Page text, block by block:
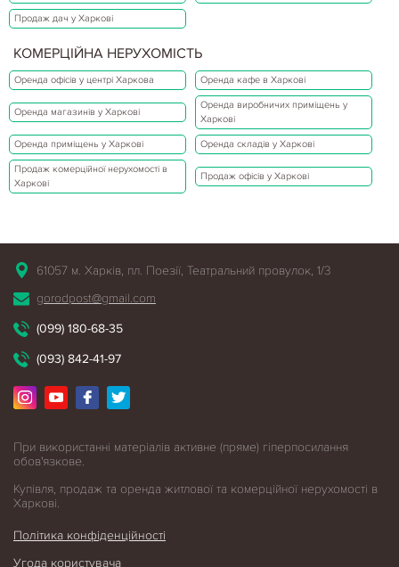
Продаж дач у Харкові
КОМЕРЦІЙНА НЕРУХОМІСТЬ
Оренда офісів у центрі Харкова Оренда кафе в Харкові
Оренда магазинів у Харкові
Оренда виробничих приміщень у
Харкові
Оренда приміщень у Харкові Оренда складів у Харкові
Продаж комерційної нерухомості в
Харкові
Продаж офісів у Харкові
61057 м. Харків, пл. Поезії, Театральний провулок, 1/3
gorodpost@gmail.com
(099) 180-68-35
(093) 842-41-97
При використанні матеріалів активне (пряме) гіперпосилання
обов'язкове.
Купівля, продаж та оренда житлової та комерційної нерухомості в
Харкові.
Політика конфіденційності
Угода користувача